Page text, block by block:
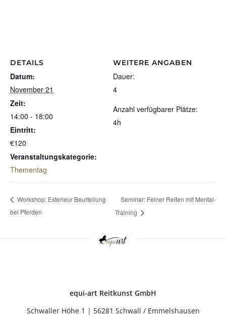
DETAILS
Datum:
November 21
Zeit:
14:00 - 18:00
Eintritt:
€120
Veranstaltungskategorie:
Thementag
WEITERE ANGABEN
Dauer:
4
Anzahl verfügbarer Plätze:
4h
Workshop: Exterieur Beurteilung
bei Pferden
Seminar: Feiner Reiten mit Mental-
Training
equi-art Reitkunst GmbH
Schwaller Höhe 1 | 56281 Schwall / Emmelshausen